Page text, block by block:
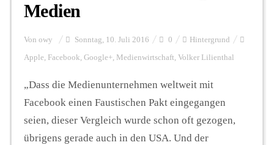
FUNKTURM-Beiträge
Podcast
Medien
Von owy Sonntag, 10. Juli 2016 0 Hintergrund
Apple, Facebook, Google+, Medienwirtschaft, Volker Lilienthal
„Dass die Medienunternehmen weltweit mit
Facebook einen Faustischen Pakt eingegangen
seien, dieser Vergleich wurde schon oft gezogen,
übrigens gerade auch in den USA. Und der